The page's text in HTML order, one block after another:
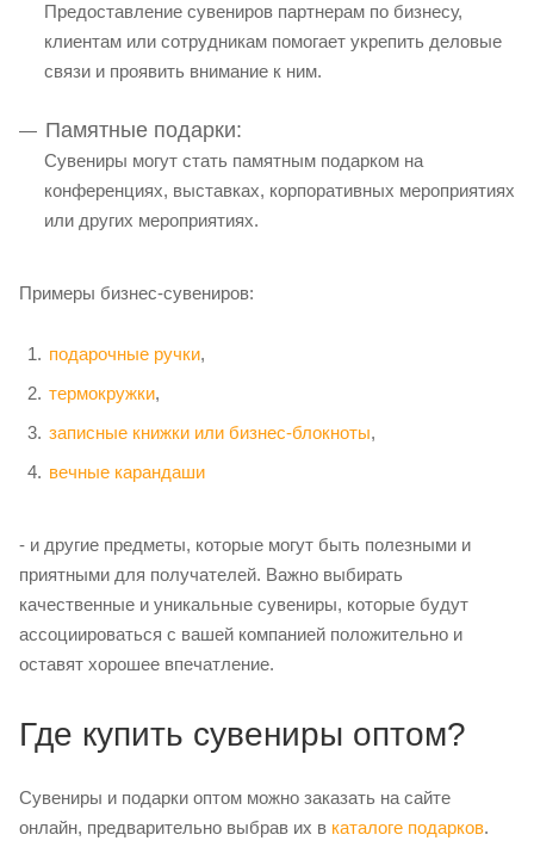
Предоставление сувениров партнерам по бизнесу,
клиентам или сотрудникам помогает укрепить деловые
связи и проявить внимание к ним.
Памятные подарки:
Сувениры могут стать памятным подарком на
конференциях, выставках, корпоративных мероприятиях
или других мероприятиях.
Примеры бизнес-сувениров:
подарочные ручки,
термокружки,
записные книжки или бизнес-блокноты,
вечные карандаши
- и другие предметы, которые могут быть полезными и
приятными для получателей. Важно выбирать
качественные и уникальные сувениры, которые будут
ассоциироваться с вашей компанией положительно и
оставят хорошее впечатление.
Где купить сувениры оптом?
Сувениры и подарки оптом можно заказать на сайте
онлайн, предварительно выбрав их в каталоге подарков.